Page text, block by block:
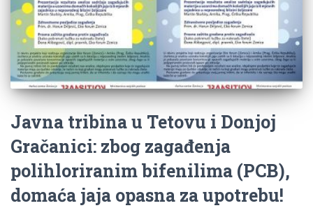
Javna tribina u Tetovu i Donjoj
Gračanici: zbog zagađenja
polihloriranim bifenilima (PCB),
domaća jaja opasna za upotrebu!